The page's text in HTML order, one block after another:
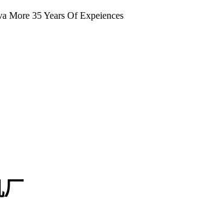
More 35 Years Of Expeiences
厂